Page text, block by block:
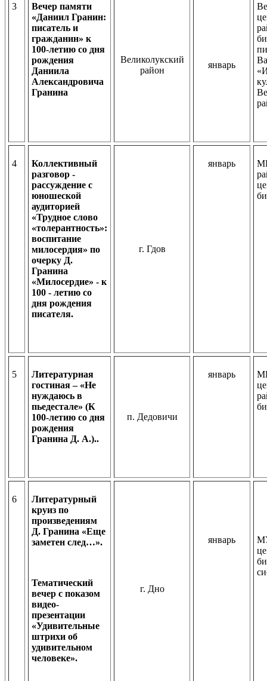
3
Вечер памяти
«Даниил Гранин:
писатель и
гражданин» к
100-летию со дня
рождения
Даниила
Александровича
Гранина
Великолукский
район
январь
4
Коллективный
разговор -
рассуждение с
юношеской
аудиторией
«Трудное слово
«толерантность»:
воспитание
милосердия» по
очерку Д.
Гранина
«Милосердие» - к
100 - летию со
дня рождения
писателя.
г. Гдов
январь
5
Литературная
гостиная – «Не
нуждаюсь в
пьедестале» (К
100-летию со дня
рождения
Гранина Д. А.)..
п. Дедовичи
январь
6
Литературный
круиз по
произведениям
Д. Гранина «Еще
заметен след…».
Тематический
вечер с показом
видео-
презентации
«Удивительные
штрихи об
удивительном
человеке».
г. Дно
январь